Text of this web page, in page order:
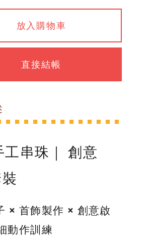
放入購物車
直接結帳
工串珠｜ 創意
× 首飾製作 × 創意啟
動作訓練